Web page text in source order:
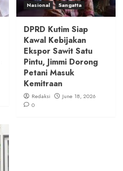
Nasional
Sangatta
DPRD Kutim Siap
Kawal Kebijakan
Ekspor Sawit Satu
Pintu, Jimmi Dorong
Petani Masuk
Kemitraan
Redaksi
June 18, 2026
0